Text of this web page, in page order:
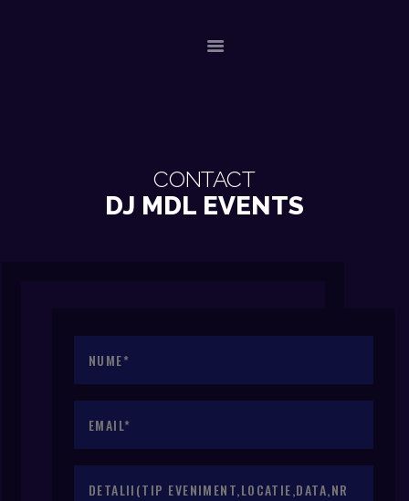
CONTACTCONTACT
DJ MDL EVENTS